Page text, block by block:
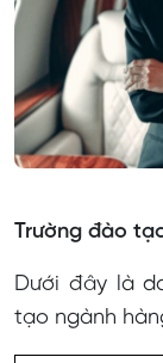
Trường đào
Dưới đây là
tạo ngành